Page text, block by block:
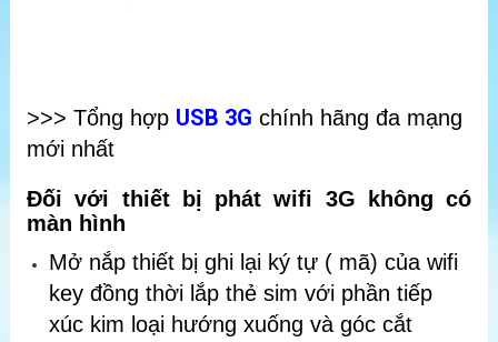
>>> Tổng hợp USB 3G chính hãng đa mạng
mới nhất
Đối với thiết bị phát wifi 3G không có
màn hình
Mở nắp thiết bị ghi lại ký tự ( mã) của wifi
key đồng thời lắp thẻ sim với phần tiếp
xúc kim loại hướng xuống và góc cắt